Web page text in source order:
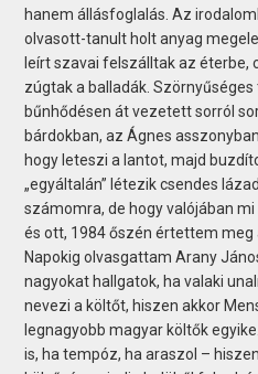
hanem állásfoglalás. Az
olvasott-tanult holt anyag
leírt szavai felszálltak az éterbe,
zúgtak a balladák.
bűnhődésen át vezetett sorról
bárdokban, az Ágnes
hogy leteszi a lantot, majd
„egyáltalán” létezik csendes
számomra, de hogy valójában
és ott, 1984 őszén értettem meg
Napokig olvasgattam Arany
nagyokat hallgatok, ha valaki
nevezi a költőt, hiszen akkor
legnagyobb magyar költők
is, ha tempóz, ha araszol –